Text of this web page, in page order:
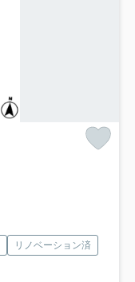
リノベーション済